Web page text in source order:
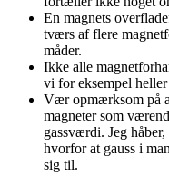
En magnets
tværs af flere
måder.
Ikke alle
vi for eksempel
Vær opmærksom på
magneter som
gassværdi. Jeg
hvorfor at gauss i
sig til.